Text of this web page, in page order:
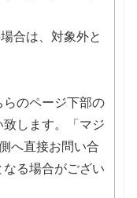
合は、対象外と
のページ下部の
します。「マジ
へ直接お問い合
る場合がござい